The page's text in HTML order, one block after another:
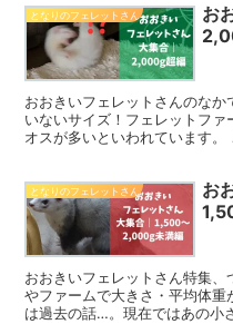
となりのフェレットさん
お
おおきいフェレットさんのな
いないサイズ！フェレットフ
オスが多いといわれています
となりのフェレットさん
お
おおきいフェレットさん特集
やファームで大きさ・平均体
は過去の話…。現在ではあの小